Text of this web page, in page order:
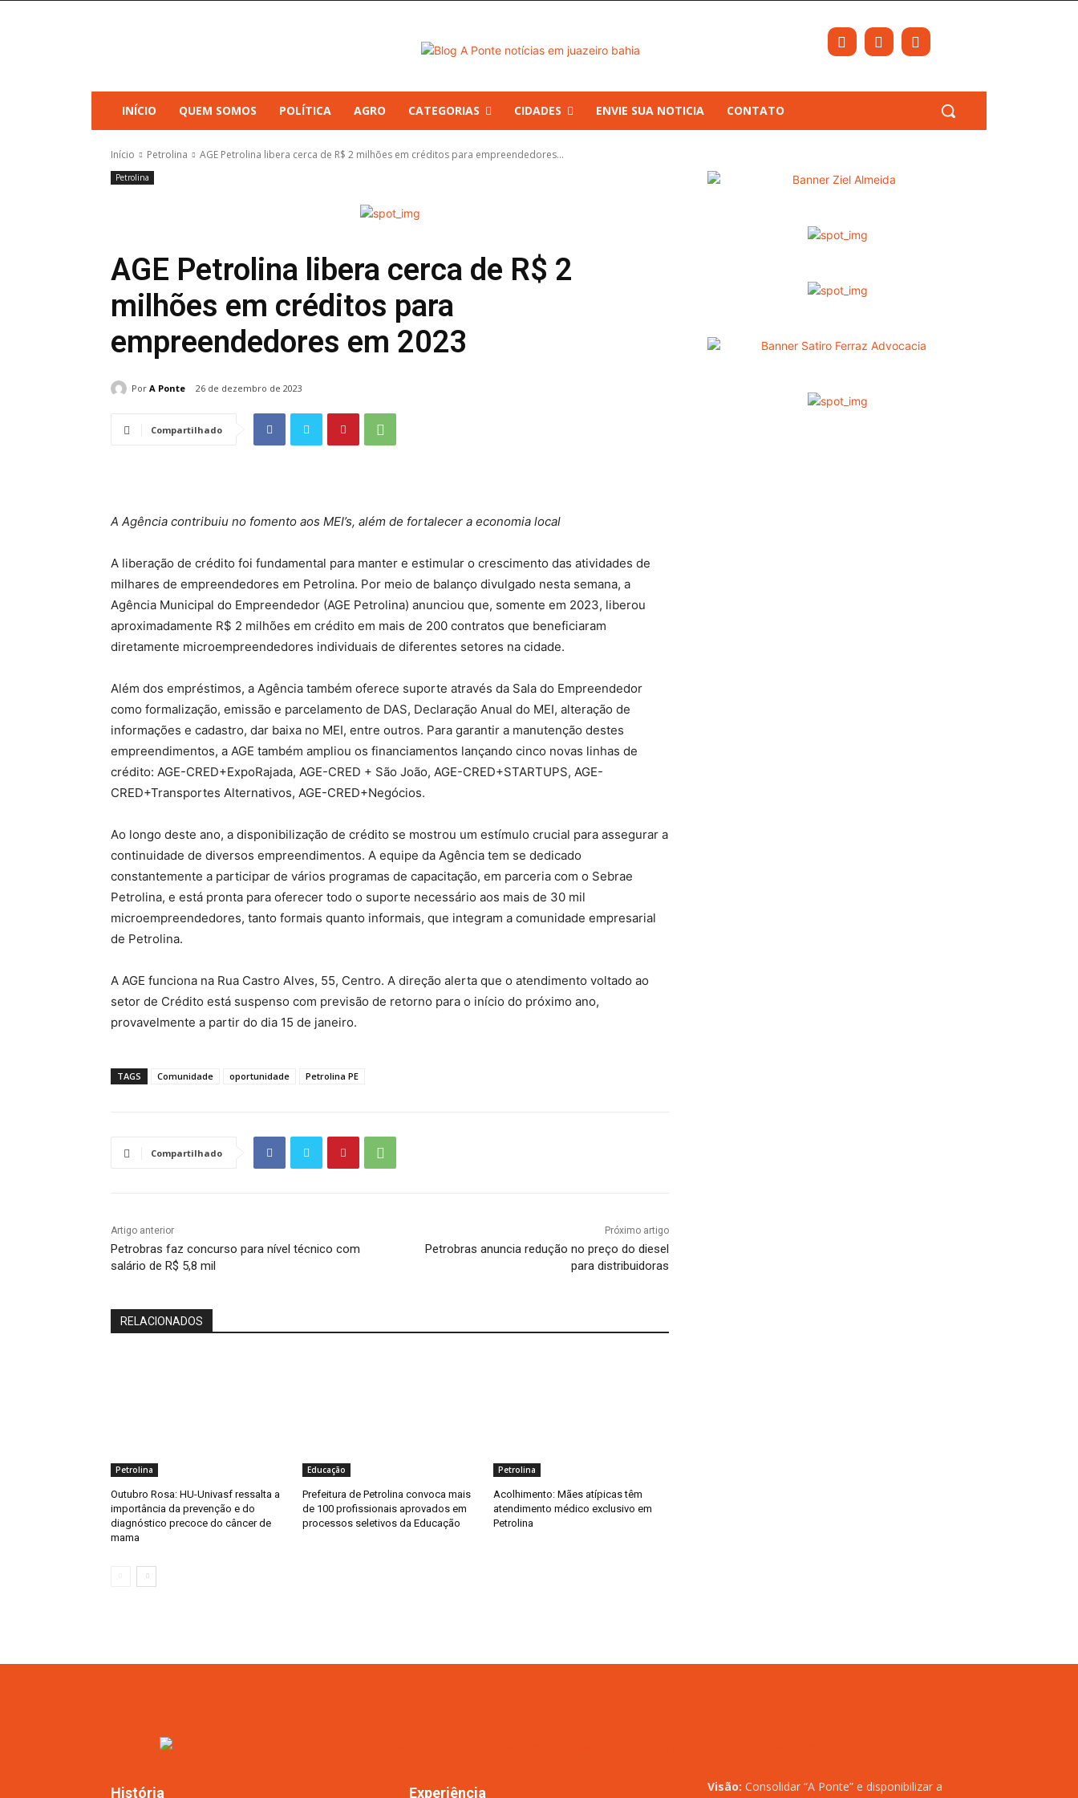
INÍCIO QUEM SOMOS POLÍTICA AGRO CATEGORIAS CIDADES ENVIE SUA NOTICIA CONTATO
Início Petrolina AGE Petrolina libera cerca de R$ 2 milhões em créditos para empreendedores...
Petrolina
AGE Petrolina libera cerca de R$ 2
milhões em créditos para
empreendedores em 2023
Por A Ponte 26 de dezembro de 2023
Compartilhado
A Agência contribuiu no fomento aos MEI’s, além de fortalecer a economia local
A liberação de crédito foi fundamental para manter e estimular o crescimento das atividades de
milhares de empreendedores em Petrolina. Por meio de balanço divulgado nesta semana, a
Agência Municipal do Empreendedor (AGE Petrolina) anunciou que, somente em 2023, liberou
aproximadamente R$ 2 milhões em crédito em mais de 200 contratos que beneficiaram
diretamente microempreendedores individuais de diferentes setores na cidade.
Além dos empréstimos, a Agência também oferece suporte através da Sala do Empreendedor
como formalização, emissão e parcelamento de DAS, Declaração Anual do MEI, alteração de
informações e cadastro, dar baixa no MEI, entre outros. Para garantir a manutenção destes
empreendimentos, a AGE também ampliou os financiamentos lançando cinco novas linhas de
crédito: AGE-CRED+ExpoRajada, AGE-CRED + São João, AGE-CRED+STARTUPS, AGE-
CRED+Transportes Alternativos, AGE-CRED+Negócios.
Ao longo deste ano, a disponibilização de crédito se mostrou um estímulo crucial para assegurar a
continuidade de diversos empreendimentos. A equipe da Agência tem se dedicado
constantemente a participar de vários programas de capacitação, em parceria com o Sebrae
Petrolina, e está pronta para oferecer todo o suporte necessário aos mais de 30 mil
microempreendedores, tanto formais quanto informais, que integram a comunidade empresarial
de Petrolina.
A AGE funciona na Rua Castro Alves, 55, Centro. A direção alerta que o atendimento voltado ao
setor de Crédito está suspenso com previsão de retorno para o início do próximo ano,
provavelmente a partir do dia 15 de janeiro.
TAGS Comunidade oportunidade Petrolina PE
Compartilhado
Artigo anterior
Petrobras faz concurso para nível técnico com
salário de R$ 5,8 mil
Próximo artigo
Petrobras anuncia redução no preço do diesel
para distribuidoras
RELACIONADOS
Petrolina
Outubro Rosa: HU-Univasf ressalta a
importância da prevenção e do
diagnóstico precoce do câncer de
mama
Educação
Prefeitura de Petrolina convoca mais
de 100 profissionais aprovados em
processos seletivos da Educação
Petrolina
Acolhimento: Mães atípicas têm
atendimento médico exclusivo em
Petrolina
História Experiência Visão: Consolidar “A Ponte” e disponibilizar a